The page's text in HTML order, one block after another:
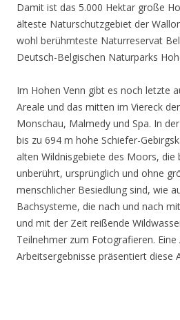
Damit ist das 5.000 Hektar große
älteste Naturschutzgebiet der
wohl berühmteste Naturreservat
Deutsch-Belgischen Naturparks
Im Hohen Venn gibt es noch letzte
Areale und das mitten im Viereck
Monschau, Malmedy und Spa. In
bis zu 694 m hohe Schiefer-
alten Wildnisgebiete des Moors, die
unberührt, ursprünglich und ohne
menschlicher Besiedlung sind, wie
Bachsysteme, die nach und nach
und mit der Zeit reißende
Teilnehmer zum Fotografieren. Eine
Arbeitsergebnisse präsentiert diese